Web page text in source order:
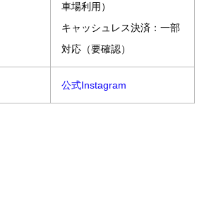
車場利用）
キャッシュレス決済：一部
対応（要確認）
公式Instagram